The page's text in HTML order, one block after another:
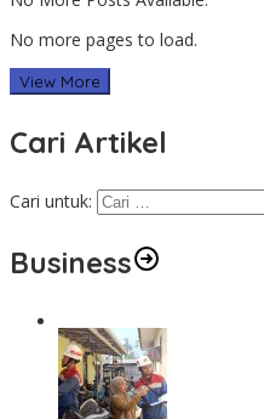
No more pages to load.
View More
Cari Artikel
Cari untuk:
Business